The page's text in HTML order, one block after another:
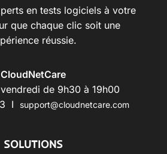
en tests logiciels à votre
que chaque clic soit une
réussie.
CloudNetCare
de 9h30 à 19h00
I
support@cloudnetcare.com
SOLUTIONS